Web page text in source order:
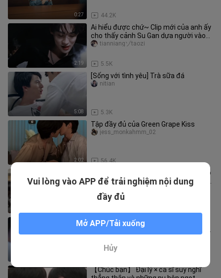
0:27 44.2K
2:19
Ai hiểu được chứ~ Clip mới của anh ấy
cho thấy cảnh Su Gan dựa người vào
bàn một cách thản nhiên!!
5.5K
tianniangゾtaozi
5:08
[Sống với tình yêu] Trà sữa đá
5.3K
nitian
2:02
Tập đầy đủ của Green Grape Kiss
56.4K
jess_monkahmm_02
[KK ｜ Anh đã yêu em sau khi say] Xiao
K sẽ tán tỉnh khi anh ấy uống rượu, và
【Gia sư｜Trần Trạch Dương】Đây
quả thực là một củ khoai tây mềm! Để
【Chúc bạn】 Đại lý × ca sĩ suy nghĩ
Vui lòng vào APP để trải nghiệm nội dung
đầy đủ
Mở APP/Tải xuống
Hủy